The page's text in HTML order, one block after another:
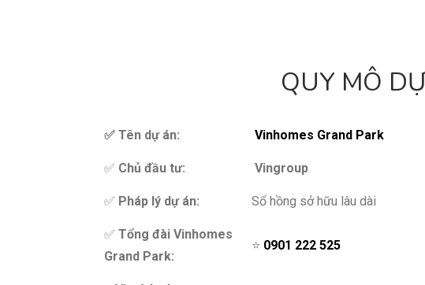
QUY MÔ
✅ Tên dự án: Vinhomes Grand Park
✅ Chủ đầu tư: Vingroup
✅ Pháp lý dự án: Sổ hồng sở hữu lâu dài
✅ Tổng đài Vinhomes
Grand Park:
⭐ 0901 222 525